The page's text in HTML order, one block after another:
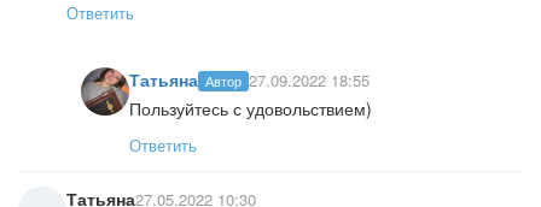
Ответить
Татьяна Автор 27.09.2022 18:55
Пользуйтесь с удовольствием)
Ответить
Татьяна27.05.2022 10:30